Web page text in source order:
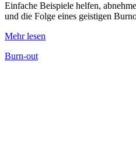
Einfache Beispiele helfen,
und die Folge eines geistigen
Mehr lesen
Burn-out